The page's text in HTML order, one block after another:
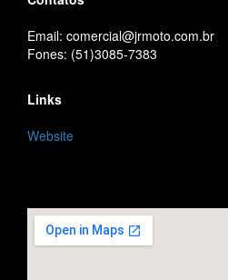
Email: comercial@jrmoto.com.br
Fones: (51)3085-7383
Links
Website